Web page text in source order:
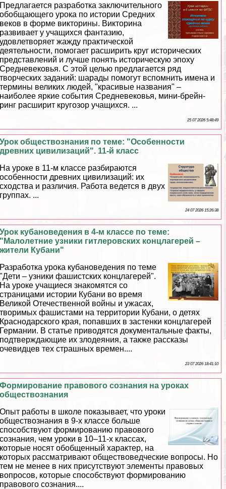
Предлагается разработка заключительного
обобщающего урока по истории Средних
веков в форме викторины. Викторина
развивает у учащихся фантазию,
удовлетворяет жажду пpaктической
деятельности, помогает расширить круг исторических
представлений и лучше понять историческую эпоху
Средневековья. С этой целью предлагается ряд
творческих заданий: шарады помогут вспомнить имена и
термины великих людей, "красивые названия" –
наиболее яркие события Cредневековья, мини-брейн-
ринг расширит кругозор учащихся. ...
25 07 2026 5:48:49
Урок обществознания по теме: "Особенности
древних цивилизаций". 11-й класс
На уроке в 11-м классе разбираются
особенности древних цивилизаций: их
сходства и различия. Работа ведется в двух
группах. ...
24 07 2026 15:26:38
Урок кубановедения в 4-м классе по теме:
"Малолетние узники гитлеровских концлагерей –
жители Кубани"
Разработка урока кубановедения по теме
"Дети – узники фашистских концлагерей".
На уроке учащиеся знакомятся со
страницами истории Кубани во время
Великой Отечественной войны и ужасах,
творимых фашистами на территории Кубани, о детях
Краснодарского края, попавших в застенки концлагерей
Германии. В статье приводятся документальные факты,
подтверждающие их злодеяния, а также рассказы
очевидцев тех страшных времен....
23 07 2026 18:41:10
Формирование правового сознания на уроках
обществознания
Опыт работы в школе показывает, что уроки
обществознания в 9-х классе больше
способствуют формированию правового
сознания, чем уроки в 10–11-х классах,
которые носят обобщенный хаpaктер, на
которых рассматривают обществоведческие вопросы. Но
тем не менее в них присутствуют элементы правовых
вопросов, которые способствуют формированию
правового сознания....